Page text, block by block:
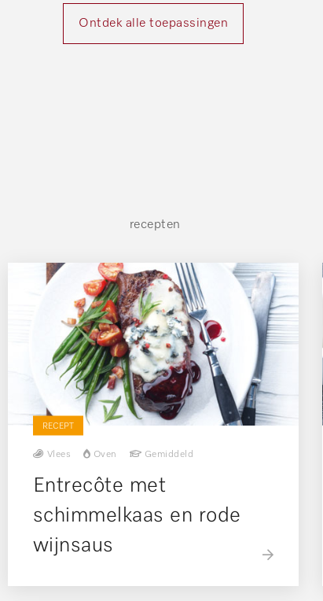
Ontdek alle toepassingen
recepten
RECEPT
Vlees Oven Gemiddeld
Entrecôte met
schimmelkaas en rode
wijnsaus